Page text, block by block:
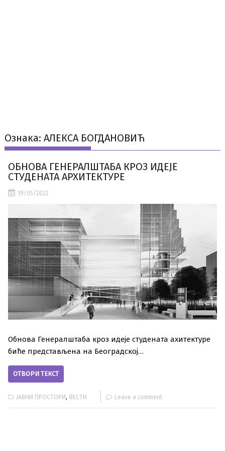
Ознака:АЛЕКСА БОГДАНОВИЋ
ОБНОВА ГЕНЕРАЛШТАБА КРОЗ ИДЕЈЕ
СТУДЕНАТА АРХИТЕКТУРЕ
19/05/2022
Обнова Генералштаба кроз идеје студената ахитектуре
биће представљена на Београдској…
ОТВОРИ ТЕКСТ
ЈАВНИ ПРОСТОРИ, ВЕСТИ Leave a comment